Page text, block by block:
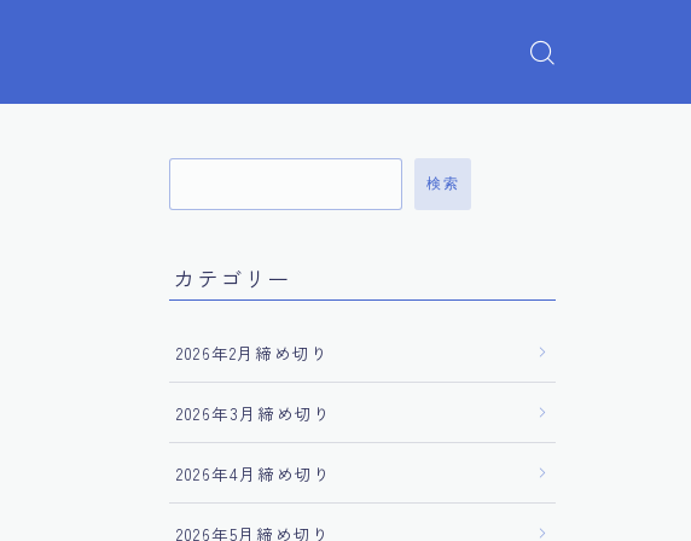
検索
カテゴリー
2026年2月締め切り
2026年3月締め切り
2026年4月締め切り
2026年5月締め切り